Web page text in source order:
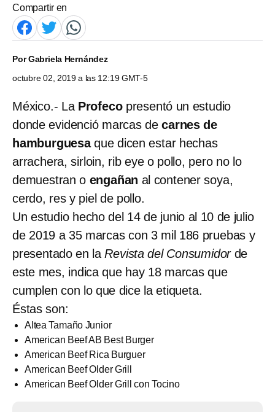
Compartir en
PorGabriela Hernández
octubre 02, 2019 a las 12:19 GMT-5
México.- La Profeco presentó un estudio
donde evidenció marcas decarnes de
hamburguesaque dicen estar hechas
arrachera, sirloin, rib eye o pollo, pero no lo
demuestran o engañan al contener soya,
cerdo, res y piel de pollo.
Un estudio hecho del 14 de junio al 10 de julio
de 2019 a 35 marcas con 3 mil 186 pruebas y
presentado en laRevista del Consumidorde
este mes, indica que hay 18 marcas que
cumplen con lo que dice la etiqueta.
Éstas son:
Altea Tamaño Junior
American Beef AB Best Burger
American Beef Rica Burguer
American Beef Older Grill
American Beef Older Grill con Tocino